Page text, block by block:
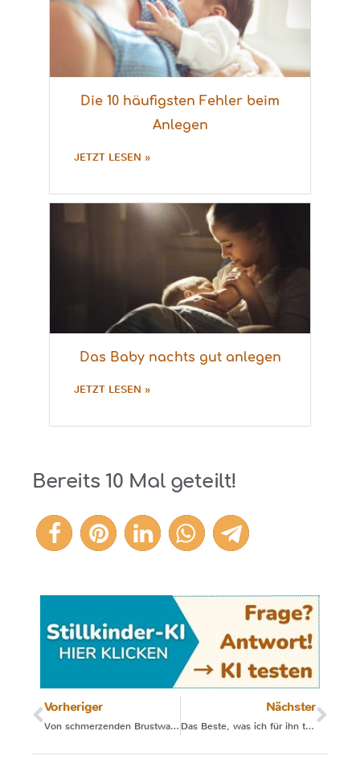
Die 10 häufigsten Fehler beim
Anlegen
JETZT LESEN »
Das Baby nachts gut anlegen
JETZT LESEN »
Bereits 10 Mal geteilt!
10
Vorheriger
Von schmerzenden Brustwarzen bis zu viel Milch
Nächster
Das Beste, was ich für ihn tun konnte, war Muttermilch